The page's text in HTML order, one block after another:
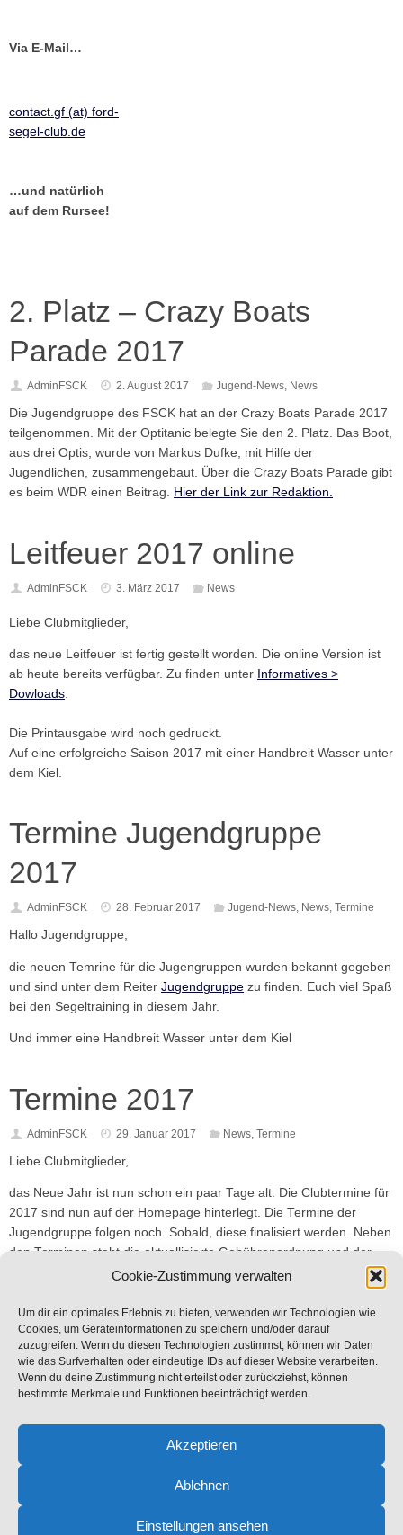
Cookie-Zustimmung verwalten
Um dir ein optimales Erlebnis zu bieten, verwenden wir Technologien wie
Cookies, um Geräteinformationen zu speichern und/oder darauf
zuzugreifen. Wenn du diesen Technologien zustimmst, können wir Daten
wie das Surfverhalten oder eindeutige IDs auf dieser Website verarbeiten.
Wenn du deine Zustimmung nicht erteilst oder zurückziehst, können
bestimmte Merkmale und Funktionen beeinträchtigt werden.
Akzeptieren
Ablehnen
Einstellungen ansehen
Via E-Mail…
contact.gf (at) ford-
segel-club.de
…und natürlich
auf dem Rursee!
2. Platz – Crazy Boats
Parade 2017
AdminFSCK 2. August 2017 Jugend-News, News
Die Jugendgruppe des FSCK hat an der Crazy Boats Parade 2017
teilgenommen. Mit der Optitanic belegte Sie den 2. Platz. Das Boot,
aus drei Optis, wurde von Markus Dufke, mit Hilfe der
Jugendlichen, zusammengebaut. Über die Crazy Boats Parade gibt
es beim WDR einen Beitrag. Hier der Link zur Redaktion.
Leitfeuer 2017 online
AdminFSCK 3. März 2017 News
Liebe Clubmitglieder,
das neue Leitfeuer ist fertig gestellt worden. Die online Version ist
ab heute bereits verfügbar. Zu finden unter Informatives >
Dowloads.
Die Printausgabe wird noch gedruckt.
Auf eine erfolgreiche Saison 2017 mit einer Handbreit Wasser unter
dem Kiel.
Termine Jugendgruppe
2017
AdminFSCK 28. Februar 2017 Jugend-News, News, Termine
Hallo Jugendgruppe,
die neuen Temrine für die Jugengruppen wurden bekannt gegeben
und sind unter dem Reiter Jugendgruppe zu finden. Euch viel Spaß
bei den Segeltraining in diesem Jahr.
Und immer eine Handbreit Wasser unter dem Kiel
Termine 2017
AdminFSCK 29. Januar 2017 News, Termine
Liebe Clubmitglieder,
das Neue Jahr ist nun schon ein paar Tage alt. Die Clubtermine für
2017 sind nun auf der Homepage hinterlegt. Die Termine der
Jugendgruppe folgen noch. Sobald, diese finalisiert werden. Neben
den Terminen steht die aktuallisierte Gebührenordnung und der
Stegplan 2017 nun auf der Homepage.
Wir wünschen allen eine erfolgreiche Saison 2017 mit einer
Handbreit Wasser unter dem Kiel.